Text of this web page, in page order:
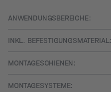
ANWENDUNGSBEREICHE:
INKL. BEFESTIGUNGSMATERIAL:
MONTAGESCHIENEN:
MONTAGESYSTEME: